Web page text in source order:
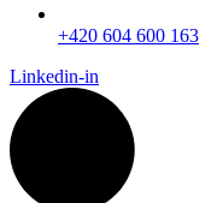
+420 604 600 163
Linkedin-in